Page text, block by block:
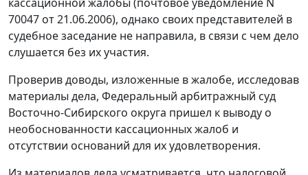
кассационной жалобы (почтовое уведомление N
70047 от 21.06.2006), однако своих представителей в
судебное заседание не направила, в связи с чем дело
слушается без их участия.
Проверив доводы, изложенные в жалобе, исследовав
материалы дела, Федеральный арбитражный суд
Восточно-Сибирского округа пришел к выводу о
необоснованности кассационных жалоб и
отсутствии оснований для их удовлетворения.